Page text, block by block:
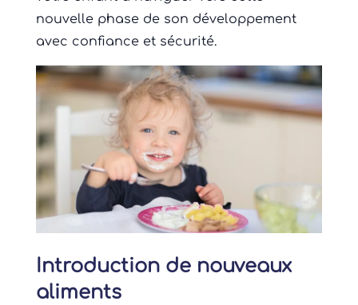
nouvelle phase de son développement
avec confiance et sécurité.
Introduction de nouveaux
aliments